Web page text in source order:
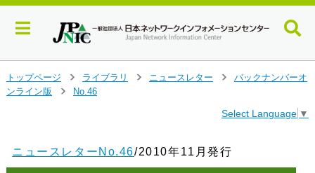
イ
トップページ
>
ライブラリ
ニュースレター
バックナンバーオ
ンライン版
No.46
Select Language ▼
ニュースレターNo.46/2010年11月発行